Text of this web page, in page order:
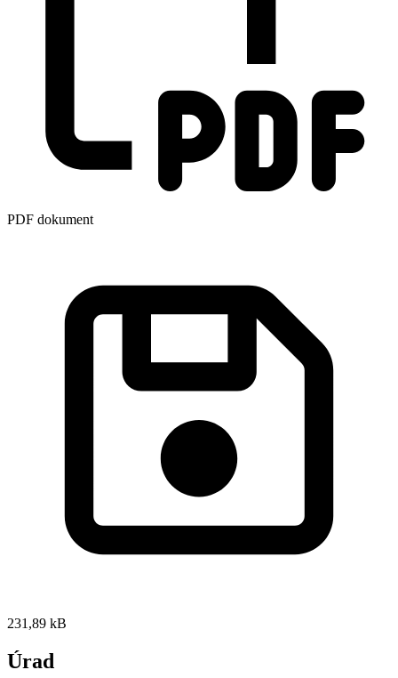
PDF dokument
231,89 kB
Úrad